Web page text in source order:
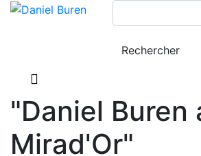
"Daniel Buren
Mirad'Or"